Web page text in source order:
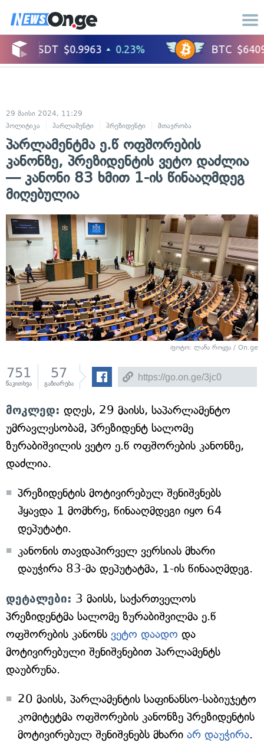
29 მაისი 2024, 11:29
პოლიტიკა
პარლამენტი პრეზიდენტი მთავრობა
პარლამენტმა ე.წ ოფშორების
კანონზე, პრეზიდენტის ვეტო დაძლია
— კანონი 83 ხმით 1-ის წინააღმდეგ
მიღებულია
ფოტო: ლანა როყვა / On.ge
751
წაკითხვა
57
გაზიარება
მოკლედ: დღეს, 29 მაისს, საპარლამენტო
უმრავლესობამ, პრეზიდენტ სალომე
ზურაბიშვილის ვეტო ე.წ ოფშორების კანონზე,
დაძლია.
პრეზიდენტის მოტივირებულ შენიშვნებს
ჰყავდა 1 მომხრე, წინააღმდეგი იყო 64
დეპუტატი.
კანონის თავდაპირველ ვერსიას მხარი
დაუჭირა 83-მა დეპუტატმა, 1-ის წინააღმდეგ.
დეტალები: 3 მაისს, საქართველოს
პრეზიდენტმა სალომე ზურაბიშვილმა ე.წ
ოფშორების კანონს ვეტო დაადო და
მოტივირებული შენიშვნებით პარლამენტს
დაუბრუნა.
20 მაისს, პარლამენტის საფინანსო-საბიუჯეტო
კომიტეტმა ოფშორების კანონზე პრეზიდენტის
მოტივირებულ შენიშვნებს მხარი არ დაუჭირა.